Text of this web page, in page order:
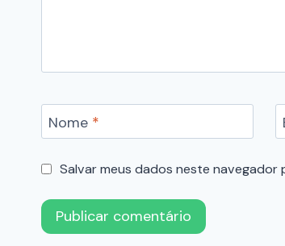
Nome *
Salvar meus dados neste navegador